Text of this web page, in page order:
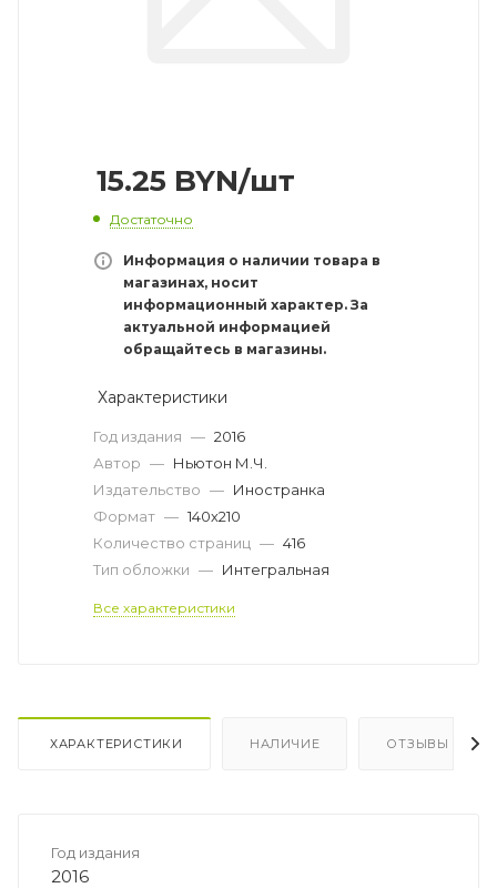
15.25 BYN/шт
Достаточно
Информация о наличии товара в
магазинах, носит
информационный характер. За
актуальной информацией
обращайтесь в магазины.
Характеристики
Год издания — 2016
Автор — Ньютон М.Ч.
Издательство — Иностранка
Формат — 140х210
Количество страниц — 416
Тип обложки — Интегральная
Все характеристики
ХАРАКТЕРИСТИКИ НАЛИЧИЕ ОТЗЫВЫ
Год издания
2016